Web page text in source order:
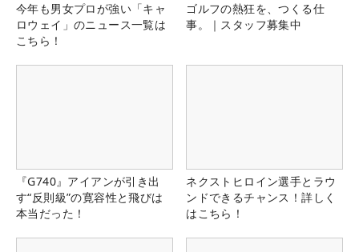
今年も男女プロが強い「キャ
ロウェイ」のニュース一覧は
こちら！
ゴルフの熱狂を、つくる仕
事。｜スタッフ募集中
『G740』アイアンが引き出
す“反則級”の寛容性と飛びは
本当だった！
ネクストヒロイン選手とラウ
ンドできるチャンス！詳しく
はこちら！